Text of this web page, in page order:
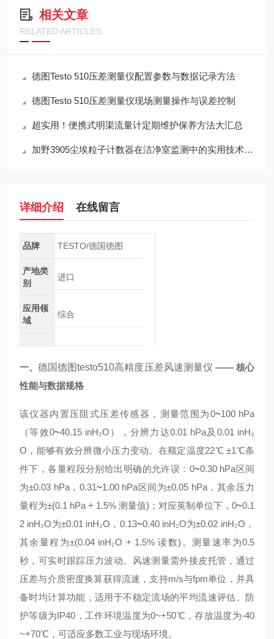
相关文章
RELATED ARTICLES
德图Testo 510压差测量仪配置参数与数据记录方法
德图Testo 510压差测量仪现场测量操作与误差控制
超实用！便携式明渠流量计定期维护保养方法大汇总
加野3905尘埃粒子计数器在洁净室监测中的实用技术解析
详细介绍 在线留言
品牌 TESTO/德国德图
产地类
别
进口
应用领
域
综合
一、德国德图testo510高精度压差风速测量仪 —— 核心
性能与数据规格
该仪器内置压阻式压差传感器，测量范围为0~100 hPa
（等效0~40.15 inH₂O），分辨力达0.01 hPa及0.01 inH₂
O，能够有效分辨微小压力变动。在额定温度22℃ ±1℃条
件下，各量程段分别给出明确的允许误：0~0.30 hPa区间
为±0.03 hPa，0.31~1.00 hPa区间为±0.05 hPa，其余压力
量程为±(0.1 hPa + 1.5% 测量值)；对应英制单位下，0~0.1
2 inH₂O为±0.01 inH₂O，0.13~0.40 inH₂O为±0.02 inH₂O，
其余量程为±(0.04 inH₂O + 1.5% 读数)。测量速率为0.5
秒，可实时跟踪压力波动。风速测量需外接皮托管，通过
压差与介质密度换算获得流速，支持m/s与fpm单位，并具
备时均计算功能，适用于不稳定流场的平均流速评估。防
护等级为IP40，工作环境温度为0~+50℃，存放温度为-40
~+70℃，可适应多数工业与现场环境。